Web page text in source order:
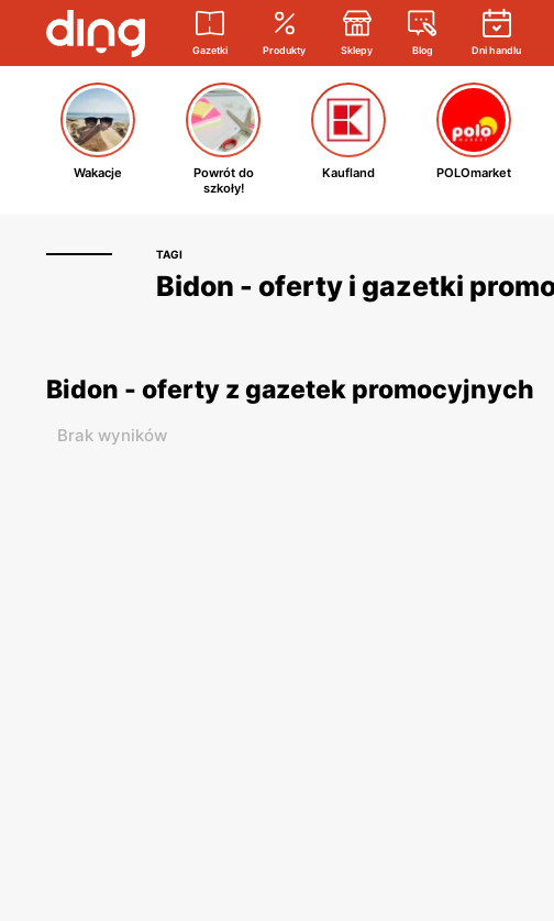
Gazetki Produkty Sklepy Blog Dni handlu
Wakacje
Powrót do
szkoły!
Kaufland POLOmarket
TAGI
Bidon - oferty i gazetki
Bidon - oferty z gazetek promocyjnych
Brak wyników